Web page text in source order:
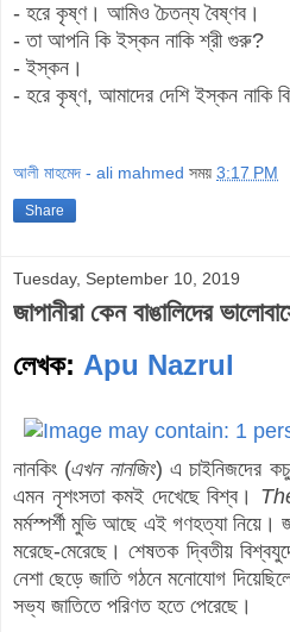
- হরে কৃষ্ণ। আমিও চৈতন্য বৈষ্ণব।
- তা আপনি কি ইস্কন নাকি শ্রী গুরু?
- ইস্কন।
- হরে কৃষ্ণ, আমাদের দেশি ইস্কন নাকি
আলী মাহমেদ - ali mahmed সময় 3:17 PM
Share
Tuesday, September 10, 2019
জাপানীরা কেন বাঙালিদের
লেখক: Apu Nazrul
নানকিং (এখন নানজিং) এ চাইনিজদের
এমন নৃশংসতা কমই দেখেছে বিশ্ব।
মর্মস্পর্শী মুভি আছে এই গণহত্যা নিয়ে।
মরেছে-মেরেছে। শেষতক দ্বিতীয়
নেশা ছেড়ে জাতি গঠনে মনোযোগ
সভ্য জাতিতে পরিণত হতে পেরেছে।